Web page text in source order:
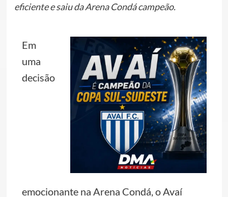
eficiente e saiu da Arena Condá campeão.
Em
uma
decisão
emocionante na Arena Condá, o Avaí